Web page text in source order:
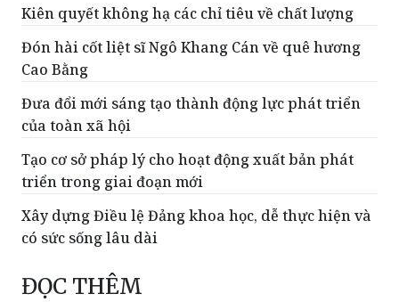
Kiên quyết không hạ các chỉ tiêu về chất lượng
Đón hài cốt liệt sĩ Ngô Khang Cán về quê hương
Cao Bằng
Đưa đổi mới sáng tạo thành động lực phát triển
của toàn xã hội
Tạo cơ sở pháp lý cho hoạt động xuất bản phát
triển trong giai đoạn mới
Xây dựng Điều lệ Đảng khoa học, dễ thực hiện và
có sức sống lâu dài
ĐỌC THÊM